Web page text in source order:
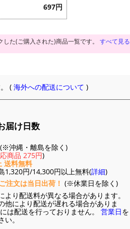
697円
した(ご購入された)商品一覧です。 すべて見る
(海外への配送について )
届け日数
沖縄・離島を除く)
商品 275円)
送料無料
1,320円/14,300円以上無料(詳細)
注文は当日出荷！ (※休業日を除く)
より配送料が異なる場合があります。
他により配送が遅れる場合がありま
は配送を行っておりません。 営業日を
い。